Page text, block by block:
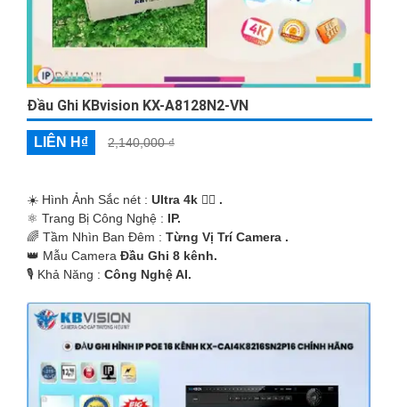
Đầu Ghi KBvision KX-A8128N2-VN
LIÊN H₫ 2,140,000 ₫
☀️ Hình Ảnh Sắc nét : Ultra 4k 👍🏾 .
⚛️ Trang Bị Công Nghệ : IP.
🌈 Tầm Nhìn Ban Đêm : Từng Vị Trí Camera .
👑 Mẫu Camera Đầu Ghi 8 kênh.
️🎙 Khả Năng : Công Nghệ AI.